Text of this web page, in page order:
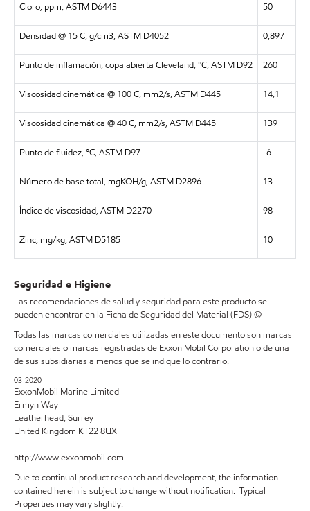
Cloro, ppm, ASTM D6443 50
Densidad @ 15 C, g/cm3, ASTM D4052 0,897
Punto de inflamación, copa abierta Cleveland, °C, ASTM D92 260
Viscosidad cinemática @ 100 C, mm2/s, ASTM D445 14,1
Viscosidad cinemática @ 40 C, mm2/s, ASTM D445 139
Punto de fluidez, °C, ASTM D97 -6
Número de base total, mgKOH/g, ASTM D2896 13
Índice de viscosidad, ASTM D2270 98
Zinc, mg/kg, ASTM D5185 10
Seguridad e Higiene
Las recomendaciones de salud y seguridad para este producto se
pueden encontrar en la Ficha de Seguridad del Material (FDS) @
Todas las marcas comerciales utilizadas en este documento son marcas
comerciales o marcas registradas de Exxon Mobil Corporation o de una
de sus subsidiarias a menos que se indique lo contrario.
03-2020
ExxonMobil Marine Limited
Ermyn Way
Leatherhead, Surrey
United Kingdom KT22 8UX
http://www.exxonmobil.com
Due to continual product research and development, the information
contained herein is subject to change without notification. Typical
Properties may vary slightly.